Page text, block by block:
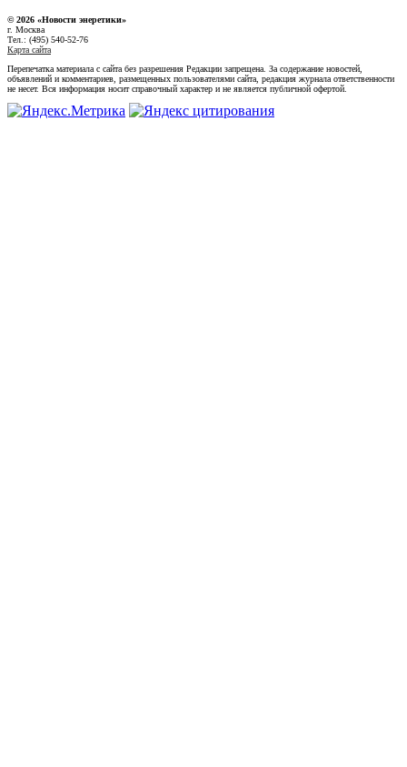
© 2026 «Новости энеретики»
г. Москва
Тел.: (495) 540-52-76
Карта сайта
Перепечатка материала с сайта без разрешения Редакции запрещена. За содержание новостей,
объявлений и комментариев, размещенных пользователями сайта, редакция журнала ответственности
не несет. Вся информация носит справочный характер и не является публичной офертой.